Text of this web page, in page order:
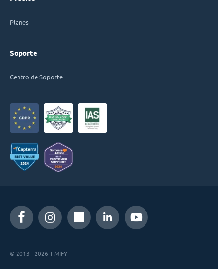
Planes
Soporte
Centro de Soporte
© 2013 - 2026 TIMIFY